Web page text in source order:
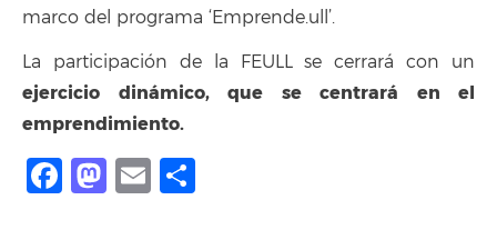
marco del programa ‘Emprende.ull’.
La participación de la FEULL se cerrará con un
ejercicio dinámico, que se centrará en el
emprendimiento.
Facebook
Mastodon
Email